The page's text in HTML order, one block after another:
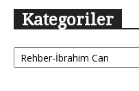
Kategoriler
Kategoriler